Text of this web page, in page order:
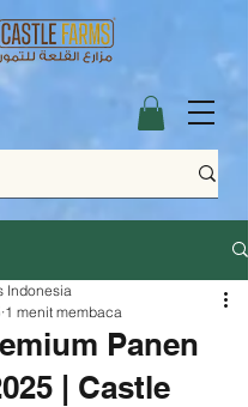
Panen
| Castle
Indonesia
1 menit membaca